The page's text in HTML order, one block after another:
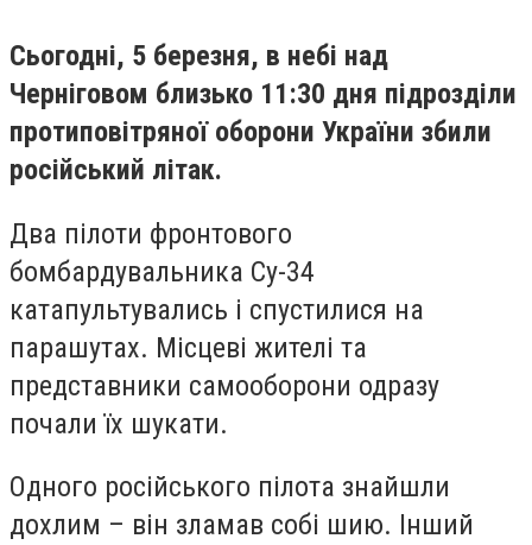
Сьогодні, 5 березня, в небі над
Черніговом близько 11:30 дня підрозділи
протиповітряної оборони України збили
російський літак.
Два пілоти фронтового
бомбардувальника Су-34
катапультувались і спустилися на
парашутах. Місцеві жителі та
представники самооборони одразу
почали їх шукати.
Одного російського пілота знайшли
дохлим – він зламав собі шию. Інший